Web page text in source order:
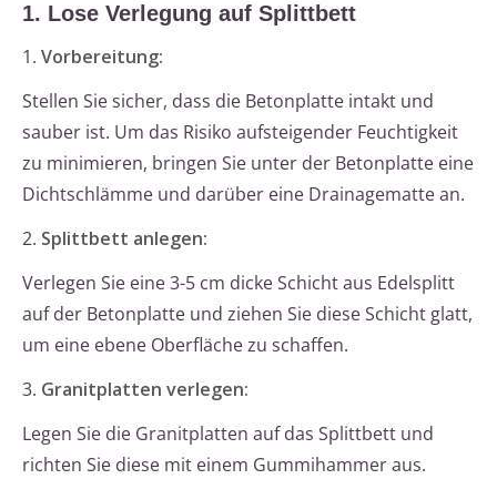
1. Lose Verlegung auf Splittbett
1. Vorbereitung:
Stellen Sie sicher, dass die Betonplatte intakt und
sauber ist. Um das Risiko aufsteigender Feuchtigkeit
zu minimieren, bringen Sie unter der Betonplatte eine
Dichtschlämme und darüber eine Drainagematte an.
2. Splittbett anlegen:
Verlegen Sie eine 3-5 cm dicke Schicht aus Edelsplitt
auf der Betonplatte und ziehen Sie diese Schicht glatt,
um eine ebene Oberfläche zu schaffen.
3. Granitplatten verlegen:
Legen Sie die Granitplatten auf das Splittbett und
richten Sie diese mit einem Gummihammer aus.